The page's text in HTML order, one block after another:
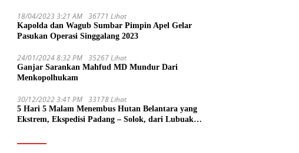
18/04/2023 3:21 AM 36771 Lihat
Kapolda dan Wagub Sumbar Pimpin Apel Gelar
Pasukan Operasi Singgalang 2023
24/01/2024 8:32 PM 35267 Lihat
Ganjar Sarankan Mahfud MD Mundur Dari
Menkopolhukam
30/12/2022 3:41 PM 33178 Lihat
5 Hari 5 Malam Menembus Hutan Belantara yang
Ekstrem, Ekspedisi Padang – Solok, dari Lubuak